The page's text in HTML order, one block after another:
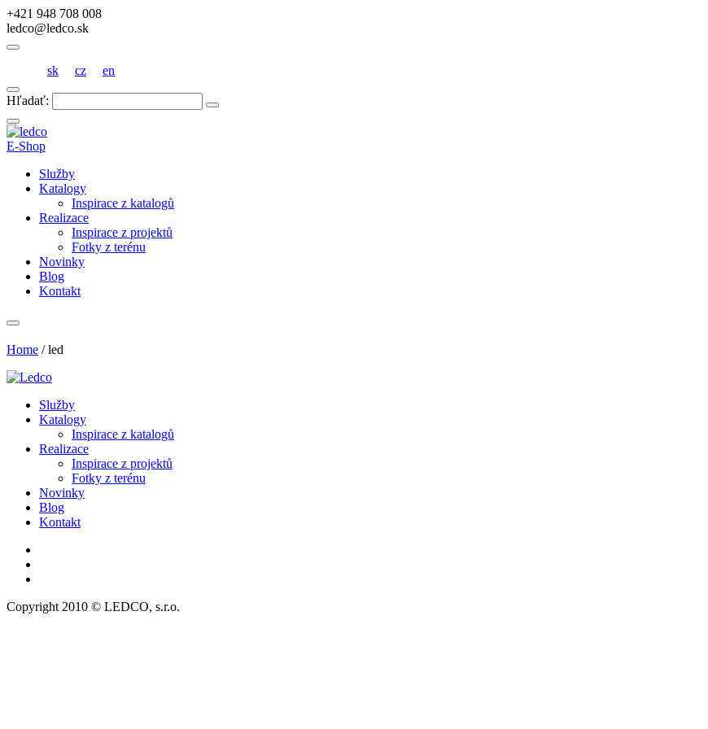
+421 948 708 008
ledco@ledco.sk
sk cz en
Hľadať:
E-Shop
Služby
Katalogy
Inspirace z katalogů
Realizace
Inspirace z projektů
Fotky z terénu
Novinky
Blog
Kontakt
Home /led
Služby
Katalogy
Inspirace z katalogů
Realizace
Inspirace z projektů
Fotky z terénu
Novinky
Blog
Kontakt
Copyright 2010 © LEDCO, s.r.o.